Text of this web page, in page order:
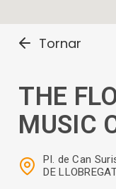
Tornar
THE
MUSIC
Pl. de Can
DE